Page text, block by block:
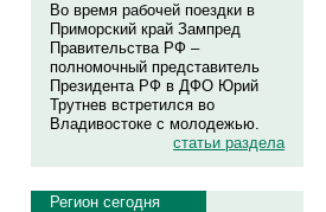
Во время рабочей поездки в
Приморский край Зампред
Правительства РФ –
полномочный представитель
Президента РФ в ДФО Юрий
Трутнев встретился во
Владивостоке с молодежью.
статьи раздела
Регион сегодня